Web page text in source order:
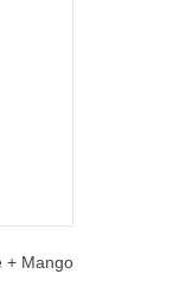
+ Mango